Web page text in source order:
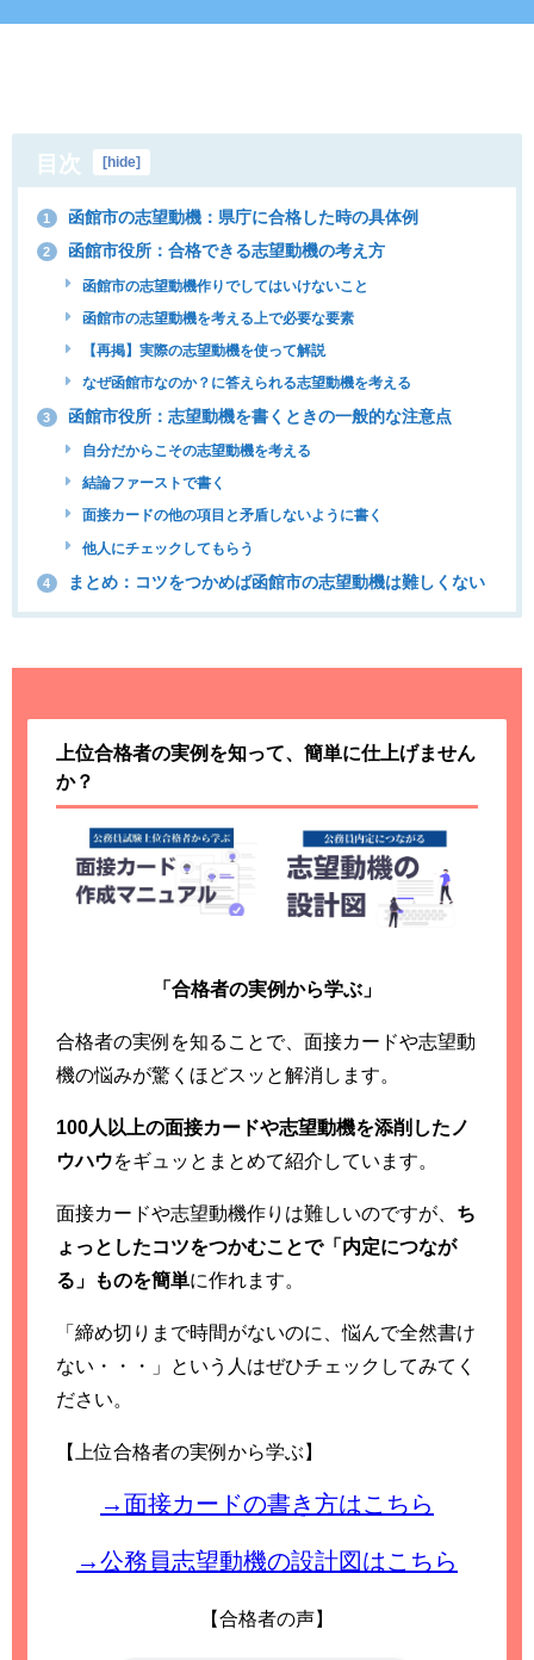
目次 [hide]
1 函館市の志望動機：県庁に合格した時の具体例
2 函館市役所：合格できる志望動機の考え方
函館市の志望動機作りでしてはいけないこと
函館市の志望動機を考える上で必要な要素
【再掲】実際の志望動機を使って解説
なぜ函館市なのか？に答えられる志望動機を考える
3 函館市役所：志望動機を書くときの一般的な注意点
自分だからこその志望動機を考える
結論ファーストで書く
面接カードの他の項目と矛盾しないように書く
他人にチェックしてもらう
4 まとめ：コツをつかめば函館市の志望動機は難しくない
上位合格者の実例を知って、簡単に仕上げません
か？
「合格者の実例から学ぶ」
合格者の実例を知ることで、面接カードや志望動
機の悩みが驚くほどスッと解消します。
100人以上の面接カードや志望動機を添削したノ
ウハウをギュッとまとめて紹介しています。
面接カードや志望動機作りは難しいのですが、 ち
ょっとしたコツをつかむことで「内定につなが
る」ものを簡単に作れます。
「締め切りまで時間がないのに、悩んで全然書け
ない・・・」という人はぜひチェックしてみてく
ださい。
【上位合格者の実例から学ぶ】
→面接カードの書き方はこちら
→公務員志望動機の設計図はこちら
【合格者の声】